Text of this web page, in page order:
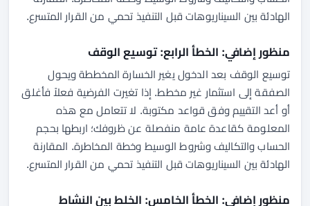
الهادئة بين السيناريوهات قبل التنفيذ تحمي من القرار المتسرع.
منظور إضافي: الخطأ الرابع: توسيع الوقف
توسيع الوقف بعد الدخول يغير الخسارة المخططة ويحول
الصفقة إلى استثمار غير مخطط. إذا تغيرت الفرضية فعلاً فأغلق
أو أعد التقييم وفق قواعد مكتوبة. لا تتعامل مع هذه
المعلومة كقاعدة عامة منفصلة عن ظروفك؛ اربطها بحجم
الحساب والتكاليف وشروط الوسيط وخطة المخاطرة. المقارنة
الهادئة بين السيناريوهات قبل التنفيذ تحمي من القرار المتسرع.
منظور إضافي: الخطأ الخامس: الخلط بين النشاط